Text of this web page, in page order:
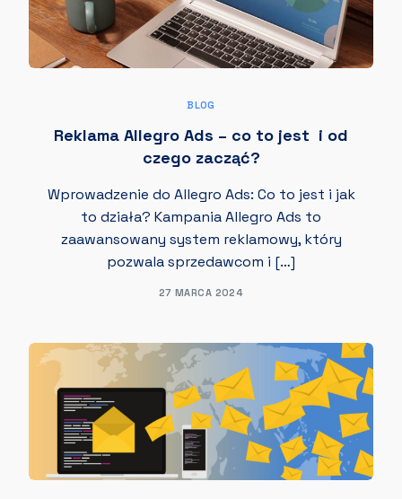
BLOG
Reklama Allegro Ads – co to jest i od
czego zacząć?
Wprowadzenie do Allegro Ads: Co to jest i jak
to działa? Kampania Allegro Ads to
zaawansowany system reklamowy, który
pozwala sprzedawcom i […]
27 MARCA 2024